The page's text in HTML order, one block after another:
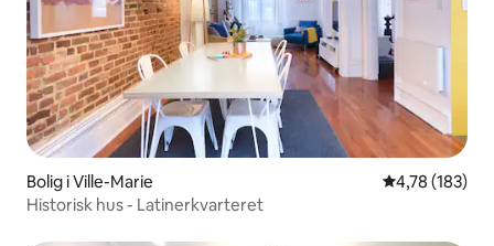
Bolig i Ville-Marie 4,78 ud af 5 i
4,78 (183)
Historisk hus - Latinerkvarteret